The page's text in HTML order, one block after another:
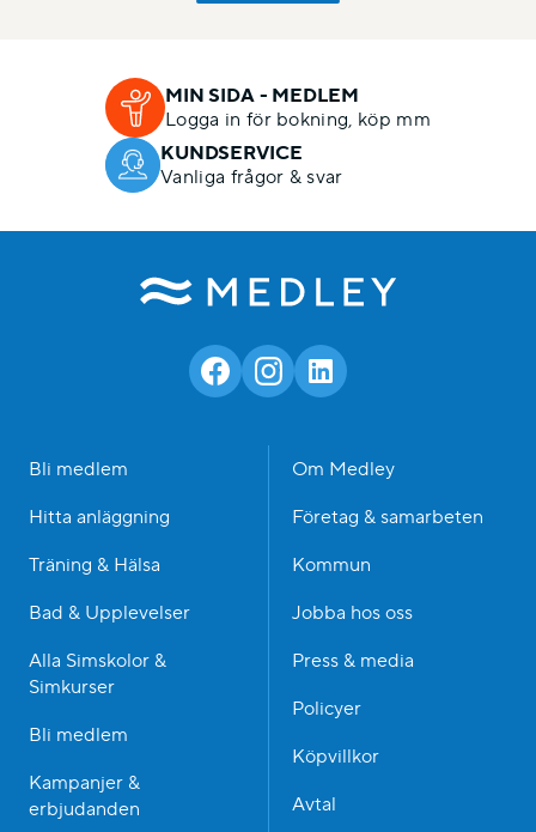
MIN SIDA - MEDLEM
Logga in för bokning, köp mm
KUNDSERVICE
Vanliga frågor & svar
Bli medlem
Hitta anläggning
Träning & Hälsa
Bad & Upplevelser
Alla Simskolor &
Simkurser
Bli medlem
Kampanjer &
erbjudanden
Om Medley
Företag & samarbeten
Kommun
Jobba hos oss
Press & media
Policyer
Köpvillkor
Avtal